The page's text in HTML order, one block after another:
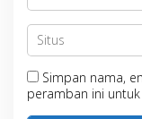
Simpan nama,
peramban ini